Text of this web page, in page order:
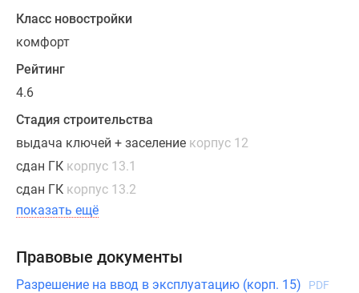
онлайн.
Класс новостройки
комфорт
Рейтинг
4.6
Стадия строительства
выдача ключей + заселение корпус 12
сдан ГК корпус 13.1
сдан ГК корпус 13.2
показать ещё
Правовые документы
Разрешение на ввод в эксплуатацию (корп. 15)
PDF